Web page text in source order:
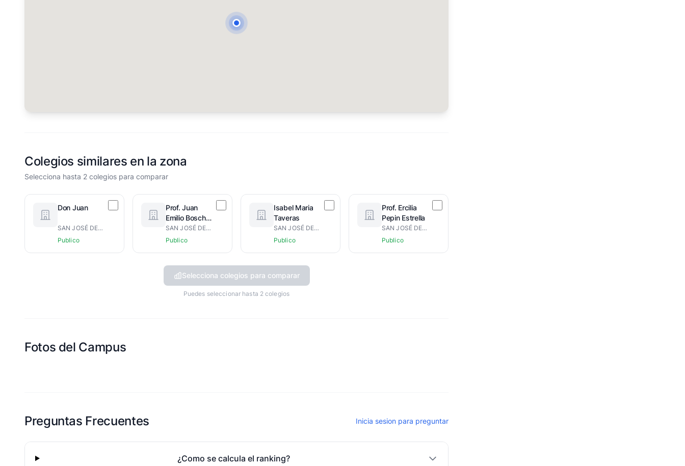
Colegios similares en la zona
Selecciona hasta 2 colegios para comparar
Don Juan
SAN JOSÉ DE LAS MATAS
Publico
Prof. Juan
Emilio Bosch
Gaviño
SAN JOSÉ DE LAS MATAS
Publico
Isabel Maria
Taveras
SAN JOSÉ DE LAS MATAS
Publico
Prof. Ercilia
Pepin Estrella
SAN JOSÉ DE LAS MATAS
Publico
Selecciona colegios para comparar
Puedes seleccionar hasta 2 colegios
Fotos del Campus
Preguntas Frecuentes Inicia sesion para preguntar
¿Como se calcula el ranking?